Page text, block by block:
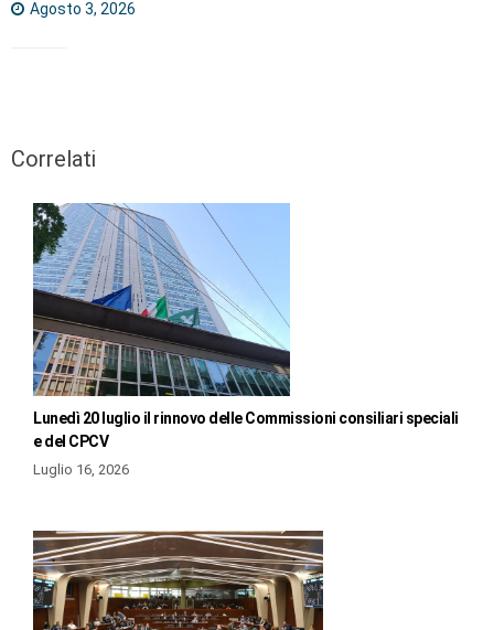
Agosto 3, 2026
Correlati
Lunedì 20 luglio il rinnovo delle Commissioni consiliari speciali
e del CPCV
Luglio 16, 2026